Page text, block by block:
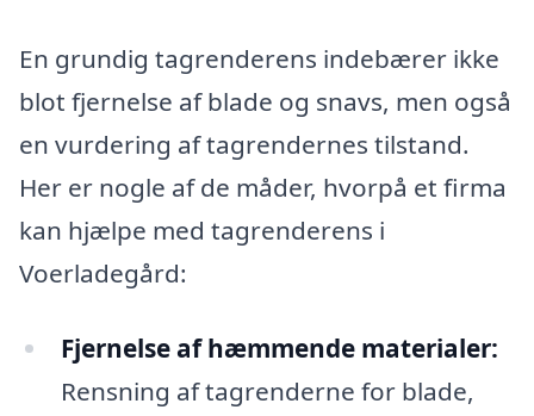
En grundig tagrenderens indebærer ikke
blot fjernelse af blade og snavs, men også
en vurdering af tagrendernes tilstand.
Her er nogle af de måder, hvorpå et firma
kan hjælpe med tagrenderens i
Voerladegård:
Fjernelse af hæmmende materialer:
Rensning af tagrenderne for blade,